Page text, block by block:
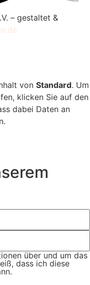
– gestaltet &
von Standard. Um
klicken Sie auf den
dabei Daten an
über und um das
dass ich diese